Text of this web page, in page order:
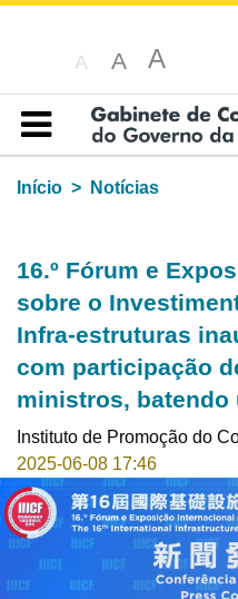
A A A
Índice
Início
Notícias
16.º Fórum e
sobre o
Infra-estruturas
com participação
ministros,
Instituto de Promoção do
2025-06-08 17:46